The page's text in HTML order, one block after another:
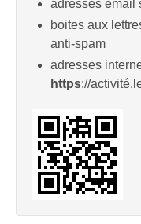
adresses email
boites aux
anti-spam
adresses
https://